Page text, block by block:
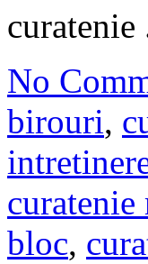
curatenie
No
birouri,
curatenie
bloc,